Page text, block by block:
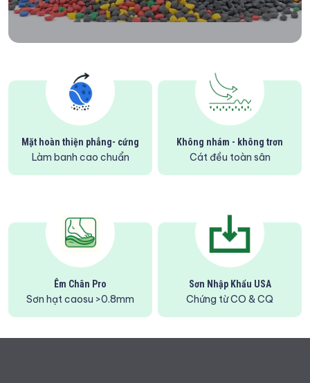
Mặt hoàn thiện phẳng- cứng
Làm banh cao chuẩn
Không nhám - không trơn
Cát đều toàn sân
Êm Chân Pro
Sơn hạt caosu >0.8mm
Sơn Nhập Khẩu USA
Chứng từ CO & CQ